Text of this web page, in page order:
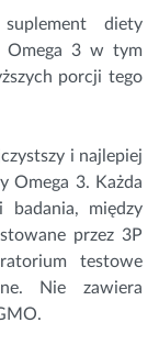
diety
Omega 3 w tym
porcji tego
i najlepiej
Omega 3. Każda
badania, między
przez 3P
testowe
Nie zawiera